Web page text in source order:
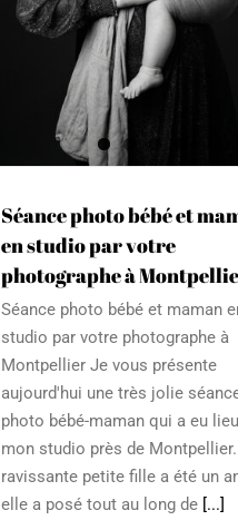
Séance photo bébé et
en studio par votre
photographe à
Séance photo bébé et maman
studio par votre photographe à
Montpellier Je vous présente
aujourd'hui une très jolie
photo bébé-maman qui a eu
mon studio près de
ravissante petite fille a été un
elle a posé tout au long de [...]